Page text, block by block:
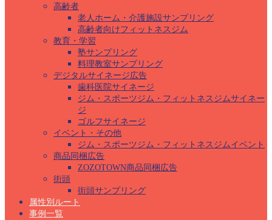
高齢者
老人ホーム・介護施設サンプリング
高齢者向けフィットネスジム
教育・学習
塾サンプリング
料理教室サンプリング
デジタルサイネージ広告
歯科医院サイネージ
ジム・スポーツジム・フィットネスジムサイネー
ジ
ゴルフサイネージ
イベント・その他
ジム・スポーツジム・フィットネスジムイベント
商品同梱広告
ZOZOTOWN商品同梱広告
街頭
街頭サンプリング
属性別ルート
事例一覧